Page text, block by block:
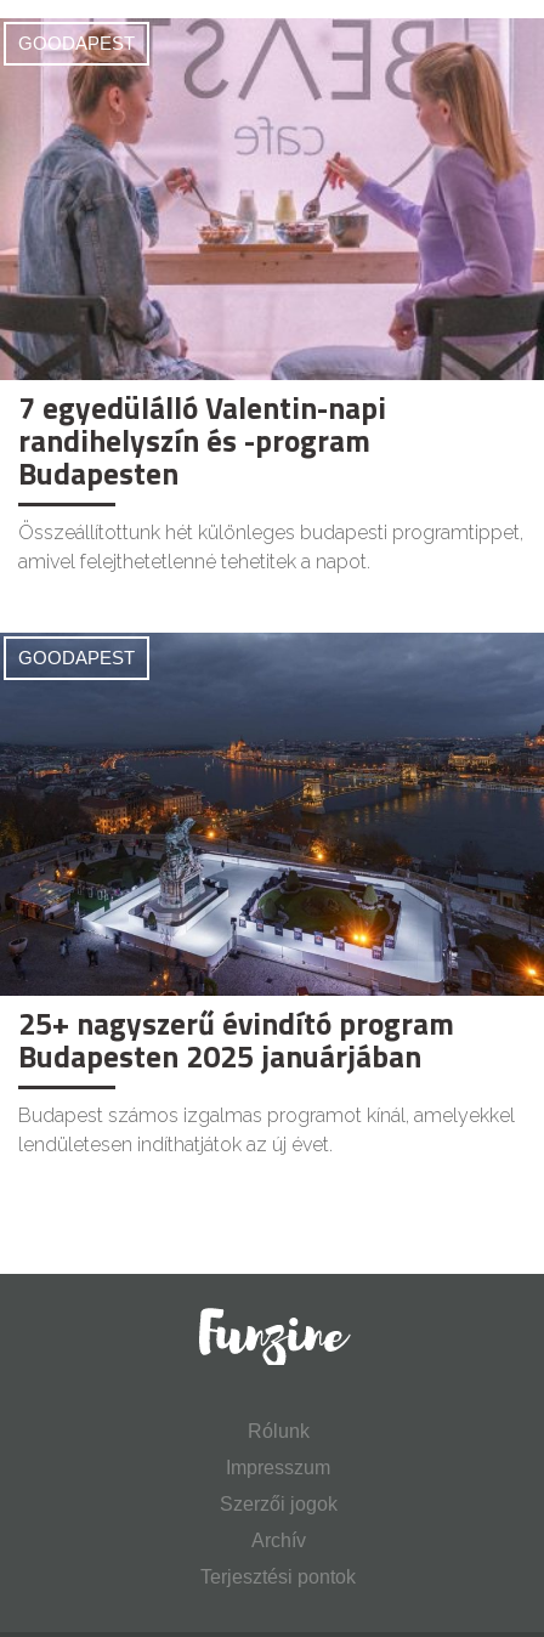
GOODAPEST
7 egyedülálló Valentin-napi
randihelyszín és -program
Budapesten
Összeállítottunk hét különleges budapesti programtippet,
amivel felejthetetlenné tehetitek a napot.
GOODAPEST
25+ nagyszerű évindító program
Budapesten 2025 januárjában
Budapest számos izgalmas programot kínál, amelyekkel
lendületesen indíthatjátok az új évet.
Rólunk
Impresszum
Szerzői jogok
Archív
Terjesztési pontok